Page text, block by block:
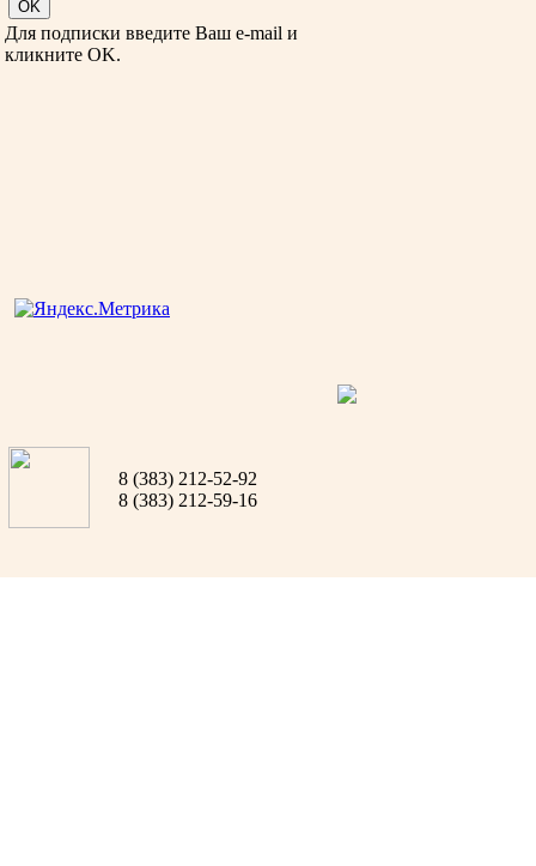
Для подписки введите Ваш e-mail и
кликните OK.
8 (383) 212-52-92
8 (383) 212-59-16